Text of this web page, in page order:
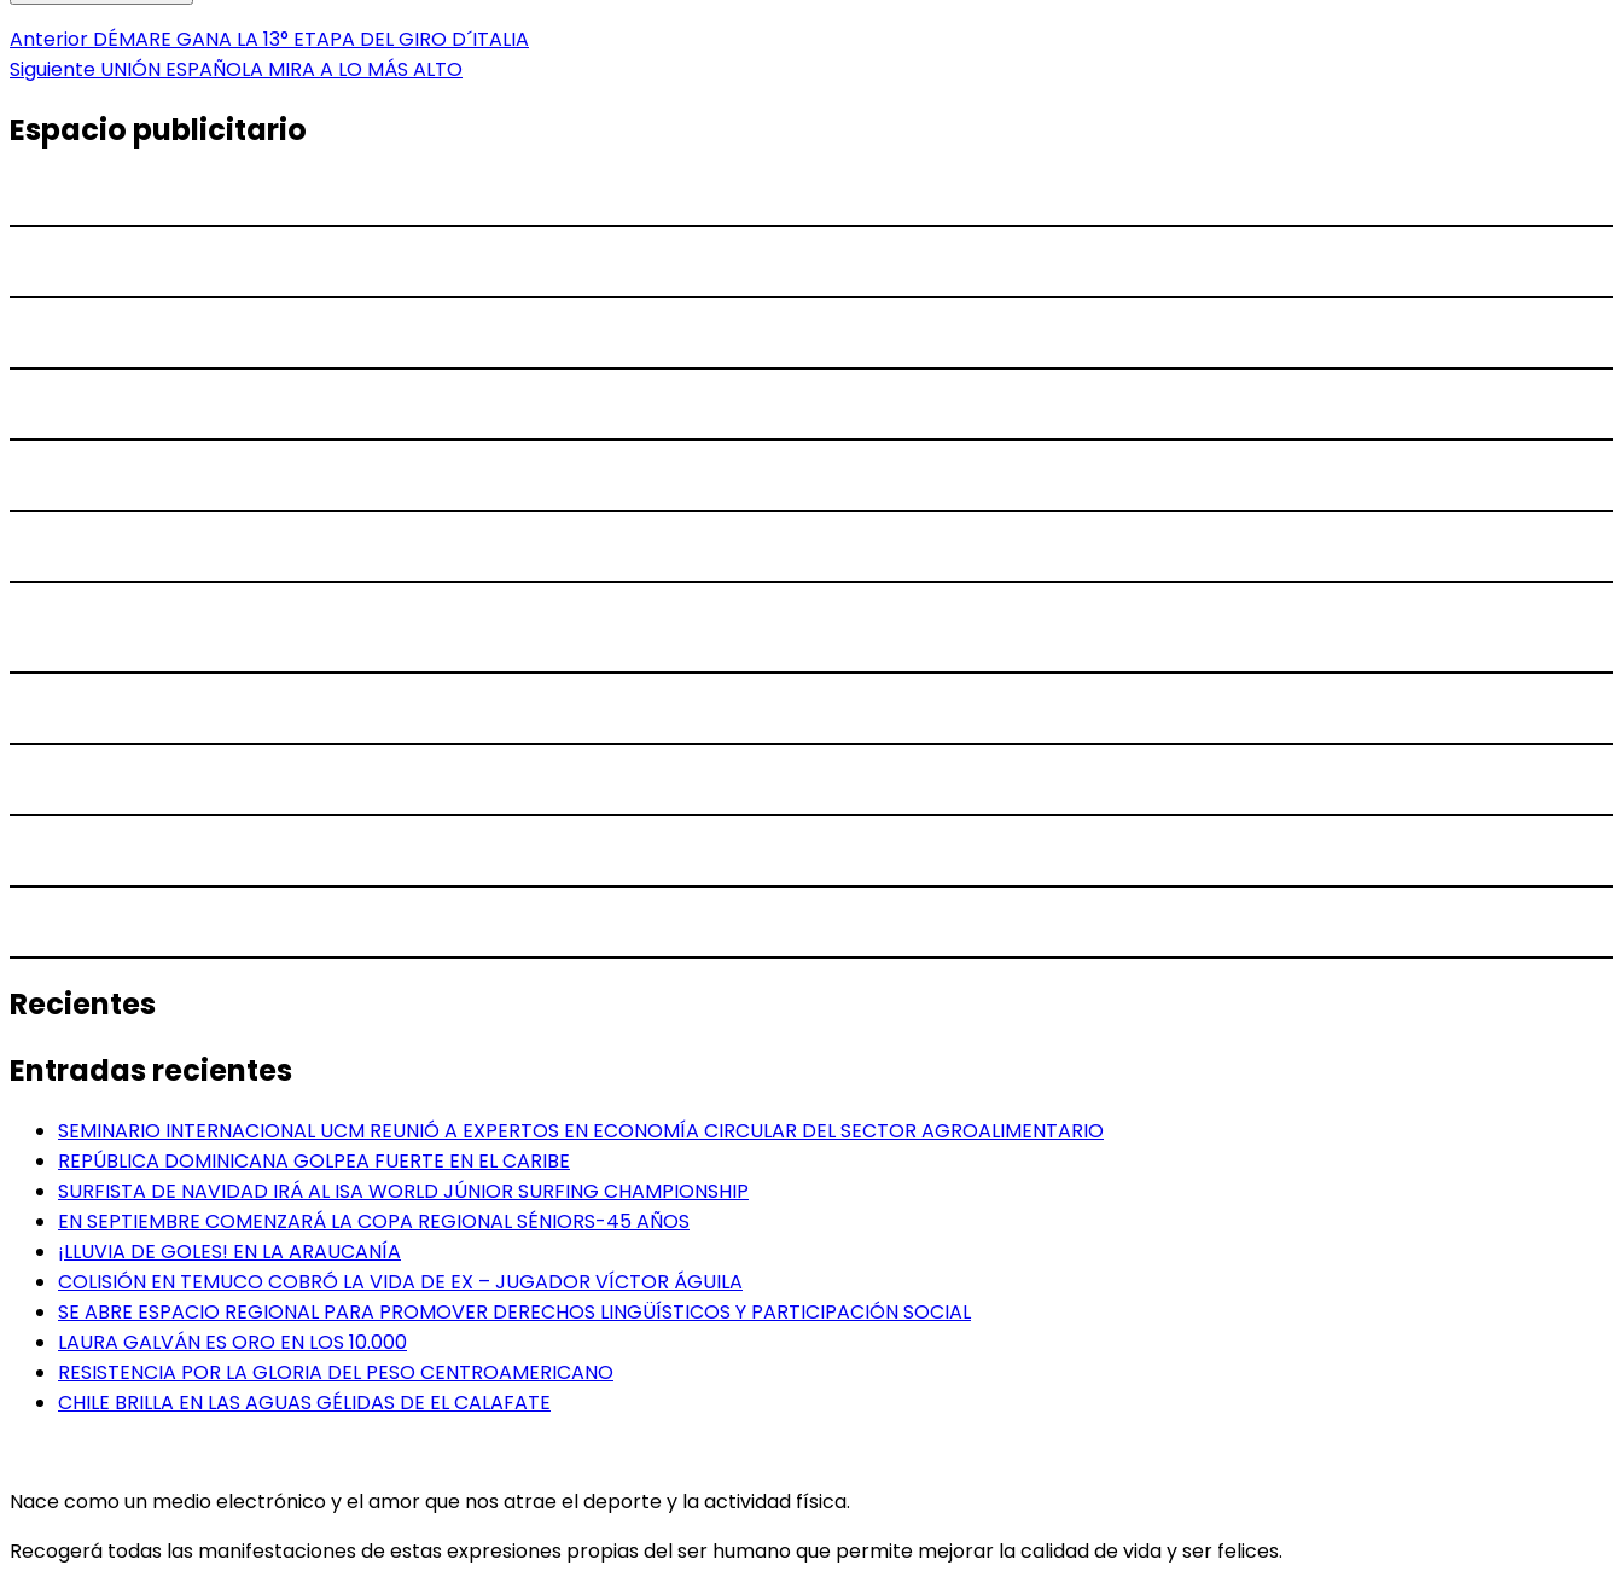
Navegación
de
entradas
Anterior Entrada
anterior:
DÉMARE GANA LA 13° ETAPA DEL GIRO D´ITALIA
Siguiente Entrada
UNIÓN ESPAÑOLA MIRA A LO MÁS ALTO
Espacio publicitario
Recientes
Entradas recientes
SEMINARIO INTERNACIONAL UCM REUNIÓ A EXPERTOS EN ECONOMÍA CIRCULAR DEL SECTOR AGROALIMENTARIO
REPÚBLICA DOMINICANA GOLPEA FUERTE EN EL CARIBE
SURFISTA DE NAVIDAD IRÁ AL ISA WORLD JÚNIOR SURFING CHAMPIONSHIP
EN SEPTIEMBRE COMENZARÁ LA COPA REGIONAL SÉNIORS-45 AÑOS
¡LLUVIA DE GOLES! EN LA ARAUCANÍA
COLISIÓN EN TEMUCO COBRÓ LA VIDA DE EX – JUGADOR VÍCTOR ÁGUILA
SE ABRE ESPACIO REGIONAL PARA PROMOVER DERECHOS LINGÜÍSTICOS Y PARTICIPACIÓN SOCIAL
LAURA GALVÁN ES ORO EN LOS 10.000
RESISTENCIA POR LA GLORIA DEL PESO CENTROAMERICANO
CHILE BRILLA EN LAS AGUAS GÉLIDAS DE EL CALAFATE
Nace como un medio electrónico y el amor que nos atrae el deporte y la actividad física.
Recogerá todas las manifestaciones de estas expresiones propias del ser humano que permite mejorar la calidad de vida y ser felices.